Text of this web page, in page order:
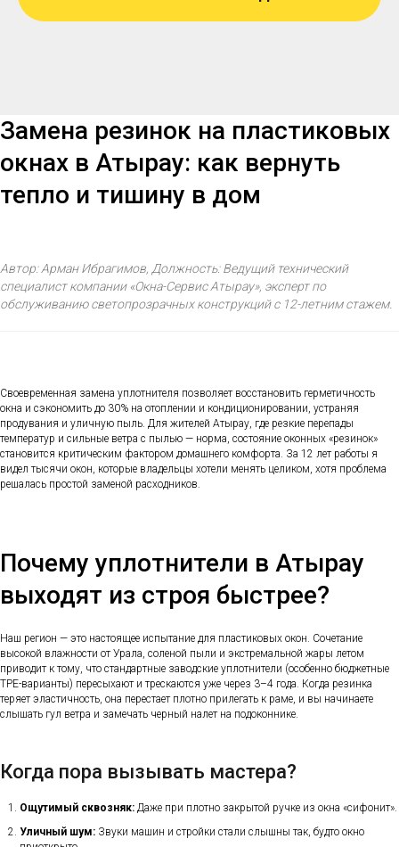
Замена резинок на пластиковых
окнах в Атырау: как вернуть
тепло и тишину в дом
Автор: Арман Ибрагимов, Должность: Ведущий технический
специалист компании «Окна-Сервис Атырау», эксперт по
обслуживанию светопрозрачных конструкций с 12-летним стажем.
Своевременная замена уплотнителя позволяет восстановить герметичность
окна и сэкономить до 30% на отоплении и кондиционировании, устраняя
продувания и уличную пыль. Для жителей Атырау, где резкие перепады
температур и сильные ветра с пылью — норма, состояние оконных «резинок»
становится критическим фактором домашнего комфорта. За 12 лет работы я
видел тысячи окон, которые владельцы хотели менять целиком, хотя проблема
решалась простой заменой расходников.
Почему уплотнители в Атырау
выходят из строя быстрее?
Наш регион — это настоящее испытание для пластиковых окон. Сочетание
высокой влажности от Урала, соленой пыли и экстремальной жары летом
приводит к тому, что стандартные заводские уплотнители (особенно бюджетные
TPE-варианты) пересыхают и трескаются уже через 3–4 года. Когда резинка
теряет эластичность, она перестает плотно прилегать к раме, и вы начинаете
слышать гул ветра и замечать черный налет на подоконнике.
Когда пора вызывать мастера?
Ощутимый сквозняк: Даже при плотно закрытой ручке из окна «сифонит».
Уличный шум: Звуки машин и стройки стали слышны так, будто окно